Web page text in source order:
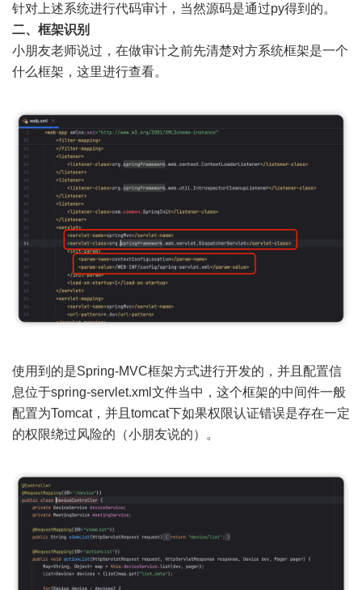
针对上述系统进行代码审计，当然源码是通过py得到的。
二、框架识别
小朋友老师说过，在做审计之前先清楚对方系统框架是一个
什么框架，这里进行查看。
使用到的是Spring-MVC框架方式进行开发的，并且配置信
息位于spring-servlet.xml文件当中，这个框架的中间件一般
配置为Tomcat，并且tomcat下如果权限认证错误是存在一定
的权限绕过风险的（小朋友说的）。